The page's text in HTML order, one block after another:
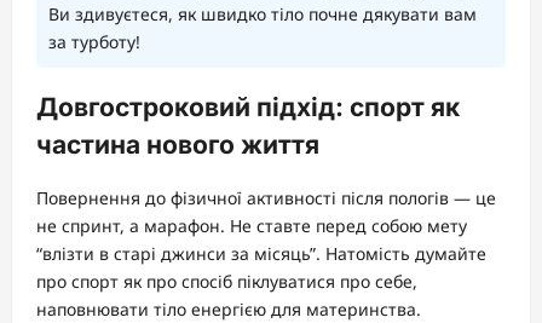
Ви здивуєтеся, як швидко тіло почне дякувати вам
за турботу!
Довгостроковий підхід: спорт як
частина нового життя
Повернення до фізичної активності після пологів — це
не спринт, а марафон. Не ставте перед собою мету
“влізти в старі джинси за місяць”. Натомість думайте
про спорт як про спосіб піклуватися про себе,
наповнювати тіло енергією для материнства.